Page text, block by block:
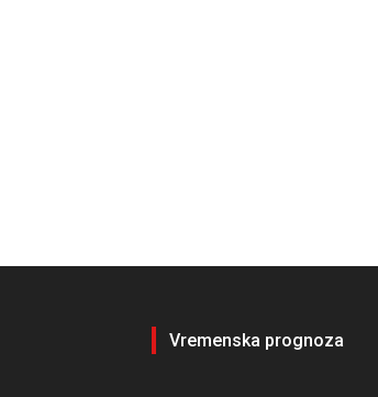
Vremenska prognoza